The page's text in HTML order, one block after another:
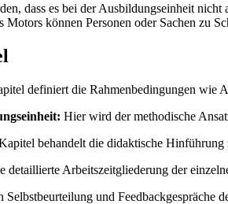
dass es bei der Ausbildungseinheit
können Personen oder Sachen zu
definiert die Rahmenbedingungen wie
Hier wird der methodische
behandelt die didaktische
detaillierte Arbeitszeitgliederung der
und Feedbackgespräche